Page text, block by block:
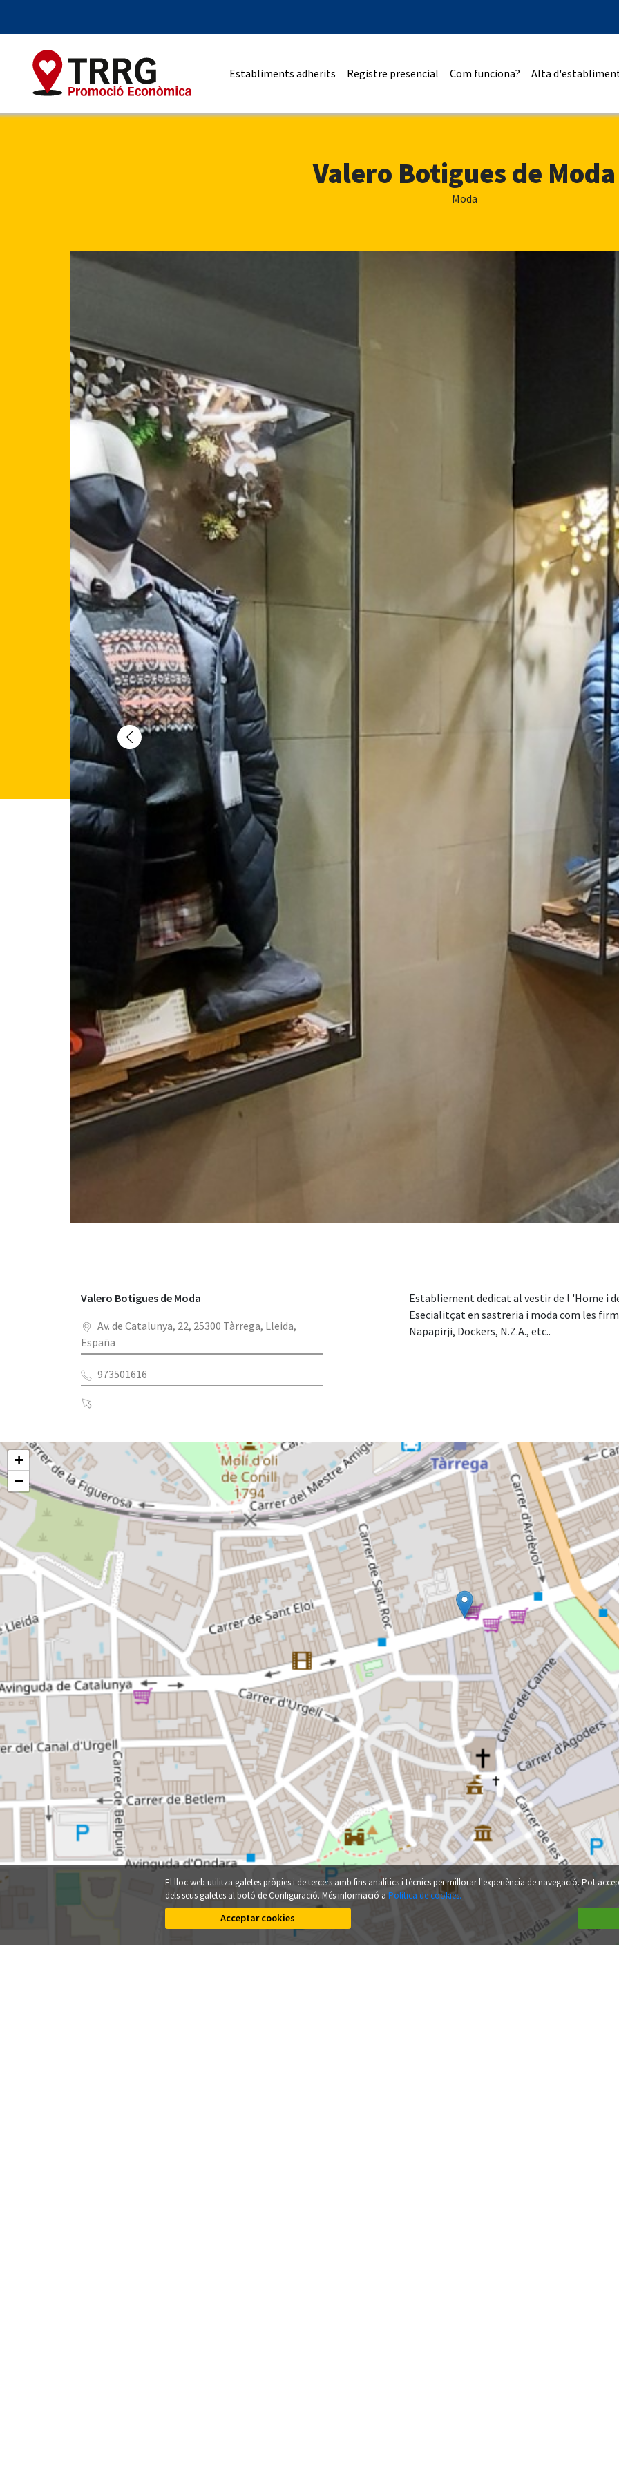
El lloc web utilitza galetes pròpies i de tercers amb fins analítics i tècnics per millorar l'experiència de navegació. Pot
dels seus galetes al botó de Configuració. Més informació a Política de cookies.
Acceptar cookies
Establiments adherits Registre presencial Com funciona? Alta
Valero Botigues de Moda
Moda
Previous
Valero Botigues de Moda
Av. de Catalunya, 22, 25300 Tàrrega, Lleida,
España
973501616
Establiement dedicat al vestir de l 'Home i
Esecialitçat en sastreria i moda com les
Napapirji, Dockers, N.Z.A., etc..
+
−